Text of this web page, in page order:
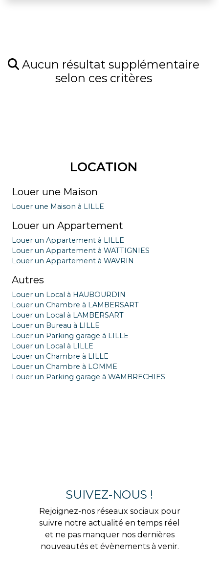
Aucun résultat supplémentaire
selon ces critères
LOCATION
Louer une Maison
Louer une Maison à LILLE
Louer un Appartement
Louer un Appartement à LILLE
Louer un Appartement à WATTIGNIES
Louer un Appartement à WAVRIN
Autres
Louer un Local à HAUBOURDIN
Louer un Chambre à LAMBERSART
Louer un Local à LAMBERSART
Louer un Bureau à LILLE
Louer un Parking garage à LILLE
Louer un Local à LILLE
Louer un Chambre à LILLE
Louer un Chambre à LOMME
Louer un Parking garage à WAMBRECHIES
SUIVEZ-NOUS !
Rejoignez-nos réseaux sociaux pour
suivre notre actualité en temps réel
et ne pas manquer nos dernières
nouveautés et évènements à venir.